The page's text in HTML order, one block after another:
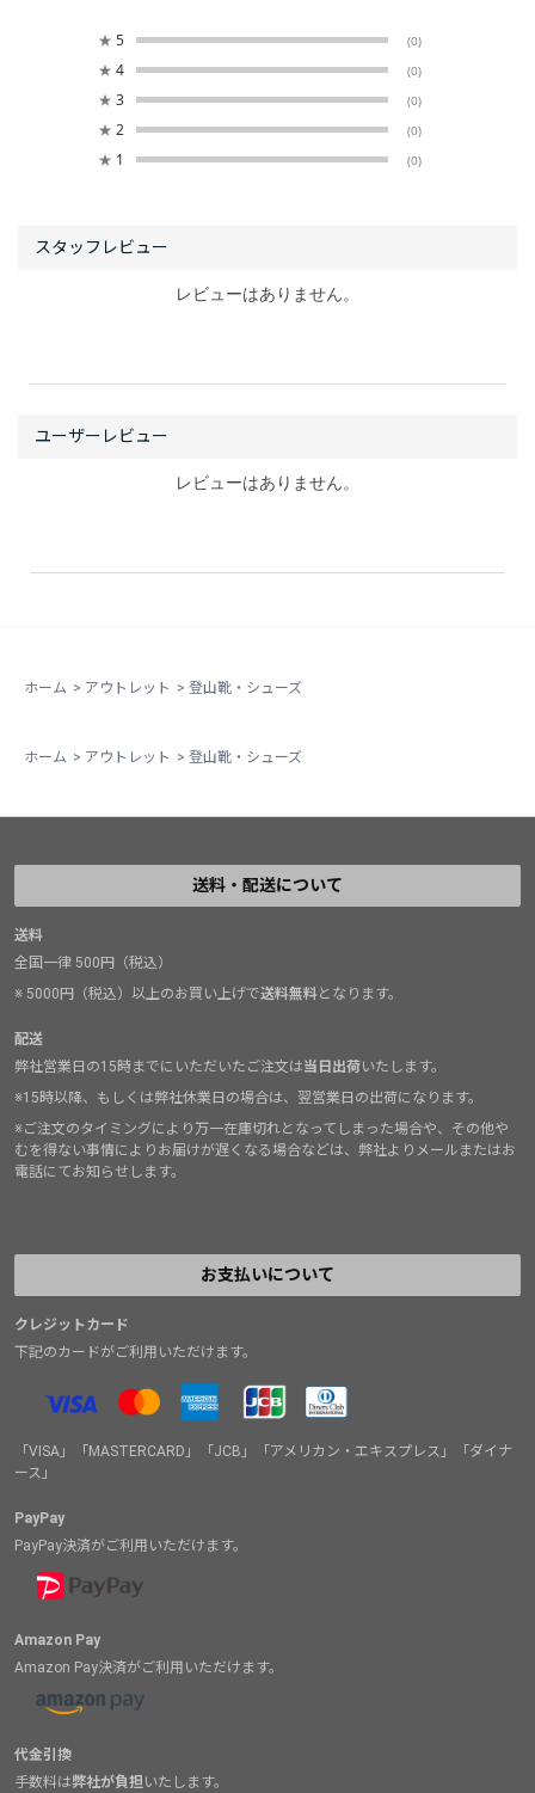
★ 5 (0)
★ 4 (0)
★ 3 (0)
★ 2 (0)
★ 1 (0)
レビューはありません。
レビューはありません。
ホーム > アウトレット > 登山靴・シューズ
ホーム > アウトレット > 登山靴・シューズ
送料・配送について
送料
全国一律 500円（税込）
※ 5000円（税込）以上のお買い上げで送料無料となります。
配送
弊社営業日の15時までにいただいたご注文は当日出荷いたします。
※15時以降、もしくは弊社休業日の場合は、翌営業日の出荷になります。
※ご注文のタイミングにより万一在庫切れとなってしまった場合や、その他や
むを得ない事情によりお届けが遅くなる場合などは、弊社よりメールまたはお
電話にてお知らせします。
お支払いについて
クレジットカード
下記のカードがご利用いただけます。
「VISA」「MASTERCARD」「JCB」「アメリカン・エキスプレス」「ダイナ
ース」
PayPay
PayPay決済がご利用いただけます。
Amazon Pay
Amazon Pay決済がご利用いただけます。
代金引換
手数料は弊社が負担いたします。